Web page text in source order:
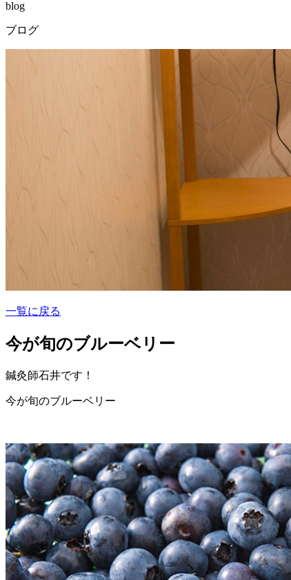
blog
ブログ
一覧に戻る
今が旬のブルーベリー
鍼灸師石井です！
今が旬のブルーベリー